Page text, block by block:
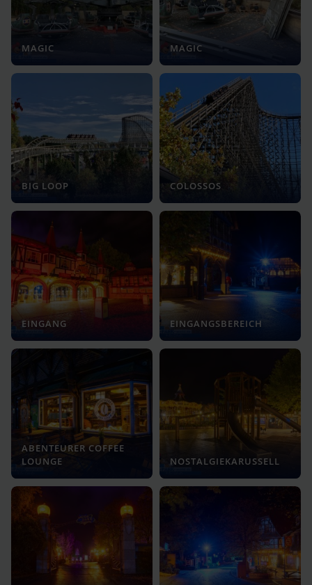
MAGIC MAGIC
BIG LOOP COLOSSOS
EINGANG EINGANGSBEREICH
ABENTEURER COFFEE
LOUNGE
NOSTALGIEKARUSSELL